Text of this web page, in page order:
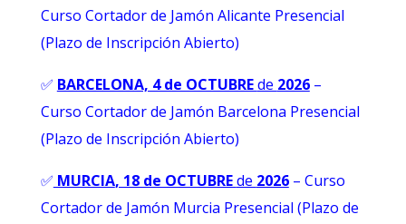
Curso Cortador de Jamón Alicante Presencial
(Plazo de Inscripción Abierto)
✅ BARCELONA, 4 de OCTUBREde 2026–
Curso Cortador de Jamón Barcelona Presencial
(Plazo de Inscripción Abierto)
✅ MURCIA, 18 de OCTUBREde 2026– Curso
Cortador de Jamón Murcia Presencial (Plazo de